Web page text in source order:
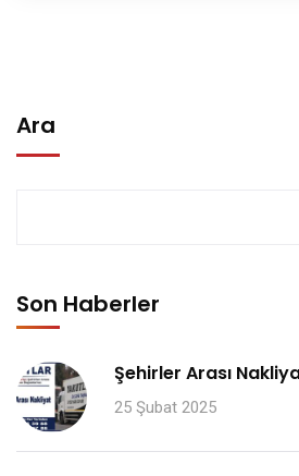
Ara
Son Haberler
Şehirler Arası
25 Şubat 2025